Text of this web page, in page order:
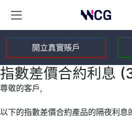
開立真實賬戶
指數差價合約利息
尊敬的客戶,
以下的指數差價合約產品的隔夜利息